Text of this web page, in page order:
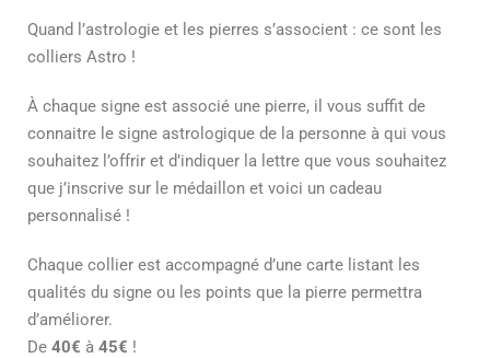
Quand l’astrologie et les pierres s’associent : ce sont les
colliers Astro !
À chaque signe est associé une pierre, il vous suffit de
connaitre le signe astrologique de la personne à qui vous
souhaitez l’offrir et d’indiquer la lettre que vous souhaitez
que j’inscrive sur le médaillon et voici un cadeau
personnalisé !
Chaque collier est accompagné d’une carte listant les
qualités du signe ou les points que la pierre permettra
d’améliorer.
De 40€ à 45€ !